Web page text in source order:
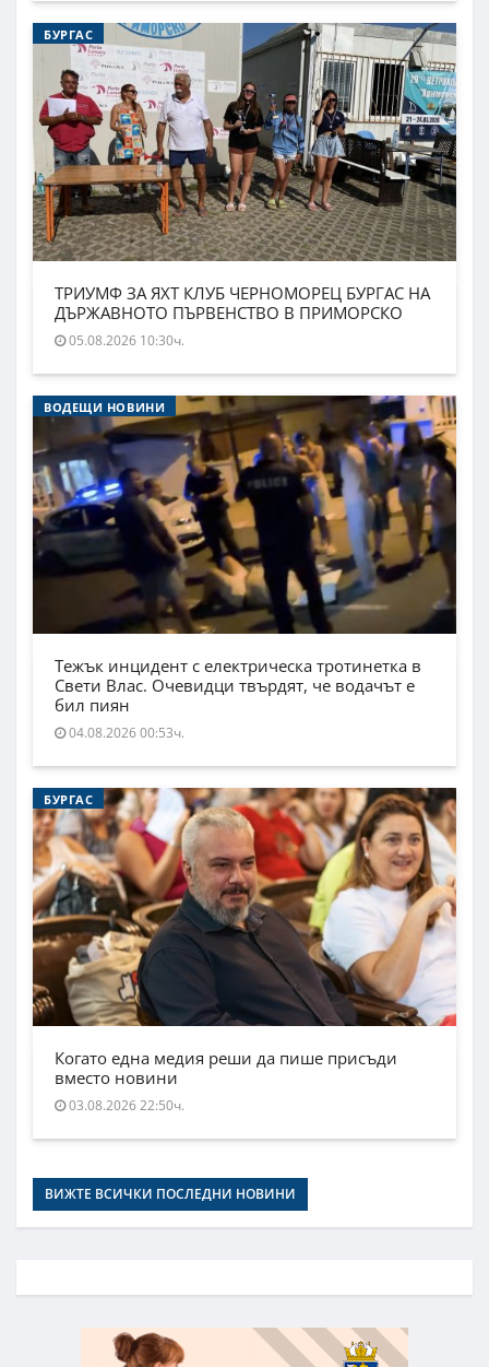
БУРГАС
ТРИУМФ ЗА ЯХТ КЛУБ ЧЕРНОМОРЕЦ БУРГАС НА
ДЪРЖАВНОТО ПЪРВЕНСТВО В ПРИМОРСКО
05.08.2026 10:30ч.
ВОДЕЩИ НОВИНИ
Тежък инцидент с електрическа тротинетка в
Свети Влас. Очевидци твърдят, че водачът е
бил пиян
04.08.2026 00:53ч.
БУРГАС
Когато една медия реши да пише присъди
вместо новини
03.08.2026 22:50ч.
ВИЖТЕ ВСИЧКИ ПОСЛЕДНИ НОВИНИ